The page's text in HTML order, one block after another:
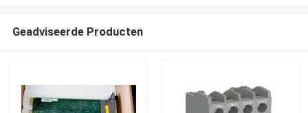
Geadviseerde Producten